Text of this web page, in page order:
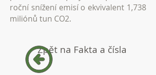
roční snížení emisí o ekvivalent 1,738
miliónů tun CO2.
Zpět na Fakta a čísla